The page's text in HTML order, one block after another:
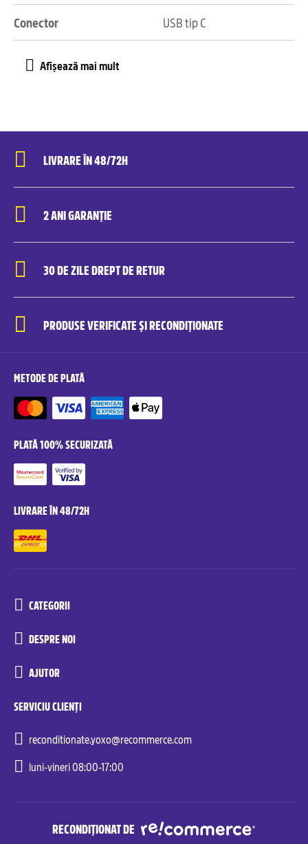
Conector USB tip C
LIVRARE ÎN 48/72H
2 ANI GARANȚIE
30 DE ZILE DREPT DE RETUR
PRODUSE VERIFICATE ȘI RECONDIȚIONATE
METODE DE PLATĂ
PLATĂ 100% SECURIZATĂ
LIVRARE ÎN 48/72H
CATEGORII
DESPRE NOI
AJUTOR
SERVICIU CLIENȚI
reconditionate.yoxo@recommerce.com
luni-vineri 08:00-17:00
RECONDIȚIONAT DE